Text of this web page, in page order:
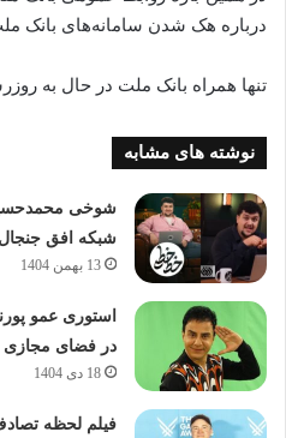
درباره‌ هک شدن سامانه‌های بانک
تنها همراه بانک ملت در حال به
نوشته های مشابه
شوخی محمدحسین
شبکه افق جنجال
13 بهمن 1404
استوری عمو
در فضای مجازی
18 دی 1404
فیلم لحظه